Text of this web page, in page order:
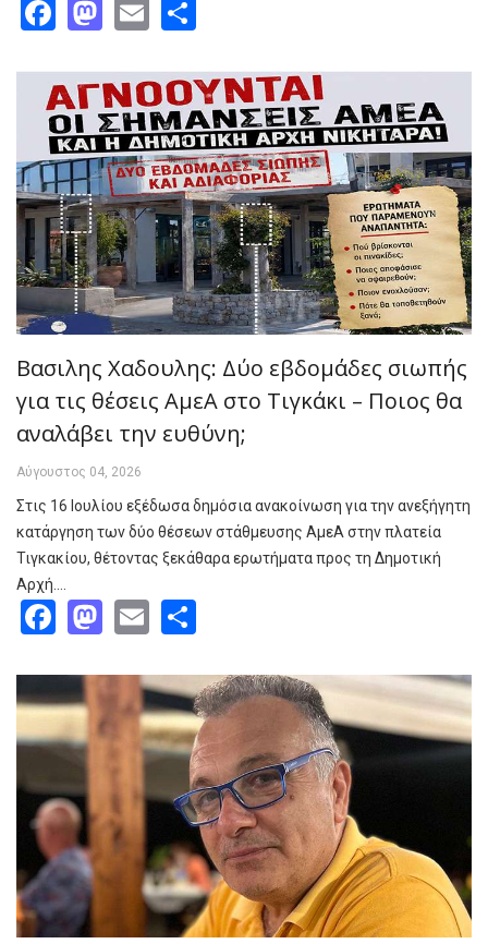
Facebook
Mastodon
Email
Βασιλης Χαδουλης: Δύο εβδομάδες σιωπής
για τις θέσεις ΑμεΑ στο Τιγκάκι – Ποιος θα
αναλάβει την ευθύνη;
Αύγουστος 04, 2026
Στις 16 Ιουλίου εξέδωσα δημόσια ανακοίνωση για την ανεξήγητη
κατάργηση των δύο θέσεων στάθμευσης ΑμεΑ στην πλατεία
Τιγκακίου, θέτοντας ξεκάθαρα ερωτήματα προς τη Δημοτική
Αρχή.…
Facebook
Mastodon
Email